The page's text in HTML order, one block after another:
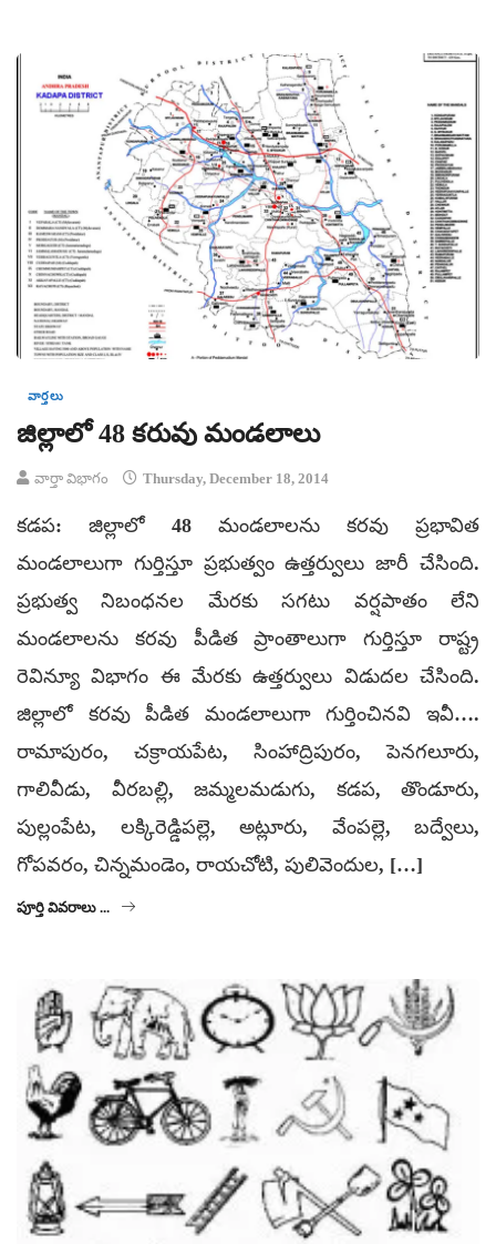
వార్తలు
జిల్లాలో 48 కరువు మండలాలు
వార్తా విభాగం Thursday, December 18, 2014
కడప: జిల్లాలో 48 మండలాలను కరవు ప్రభావిత
మండలాలుగా గుర్తిస్తూ ప్రభుత్వం ఉత్తర్వులు జారీ చేసింది.
ప్రభుత్వ నిబంధనల మేరకు సగటు వర్షపాతం లేని
మండలాలను కరవు పీడిత ప్రాంతాలుగా గుర్తిస్తూ రాష్ట్ర
రెవిన్యూ విభాగం ఈ మేరకు ఉత్తర్వులు విడుదల చేసింది.
జిల్లాలో కరవు పీడిత మండలాలుగా గుర్తించినవి ఇవీ….
రామాపురం, చక్రాయపేట, సింహాద్రిపురం, పెనగలూరు,
గాలివీడు, వీరబల్లి, జమ్మలమడుగు, కడప, తొండూరు,
పుల్లంపేట, లక్కిరెడ్డిపల్లె, అట్లూరు, వేంపల్లె, బద్వేలు,
గోపవరం, చిన్నమండెం, రాయచోటి, పులివెందుల, […]
పూర్తి వివరాలు ...